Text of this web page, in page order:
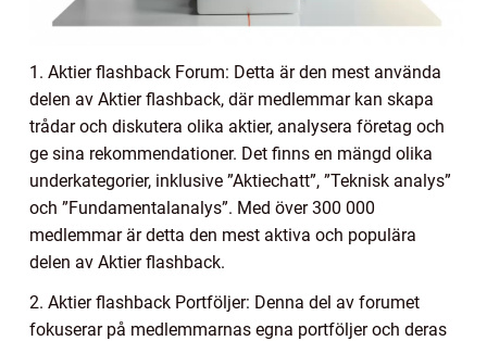
1. Aktier flashback Forum: Detta är den mest använda
delen av Aktier flashback, där medlemmar kan skapa
trådar och diskutera olika aktier, analysera företag och
ge sina rekommendationer. Det finns en mängd olika
underkategorier, inklusive ”Aktiechatt”, ”Teknisk analys”
och ”Fundamentalanalys”. Med över 300 000
medlemmar är detta den mest aktiva och populära
delen av Aktier flashback.
2. Aktier flashback Portföljer: Denna del av forumet
fokuserar på medlemmarnas egna portföljer och deras